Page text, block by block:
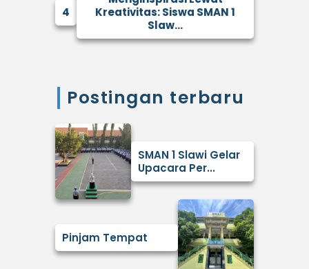
4
Kreativitas: Siswa SMAN 1
Slaw...
Postingan terbaru
SMAN 1 Slawi Gelar
Upacara Per...
Pinjam Tempat